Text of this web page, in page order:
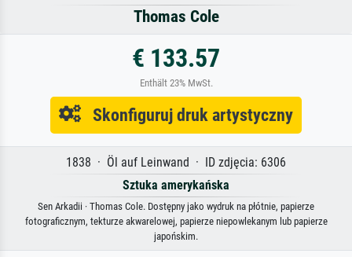
Thomas Cole
€ 133.57
Enthält 23% MwSt.
Skonfiguruj druk artystyczny
1838 · Öl auf Leinwand · ID zdjęcia: 6306
Sztuka amerykańska
Sen Arkadii · Thomas Cole. Dostępny jako wydruk na płótnie, papierze
fotograficznym, tekturze akwarelowej, papierze niepowlekanym lub papierze
japońskim.